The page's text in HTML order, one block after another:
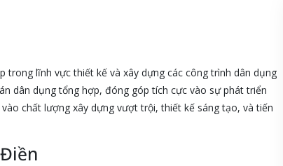
trong lĩnh vực thiết kế và xây dựng các công trình dân dụng
dân dụng tổng hợp, đóng góp tích cực vào sự phát triển
chất lượng xây dựng vượt trội, thiết kế sáng tạo, và tiến